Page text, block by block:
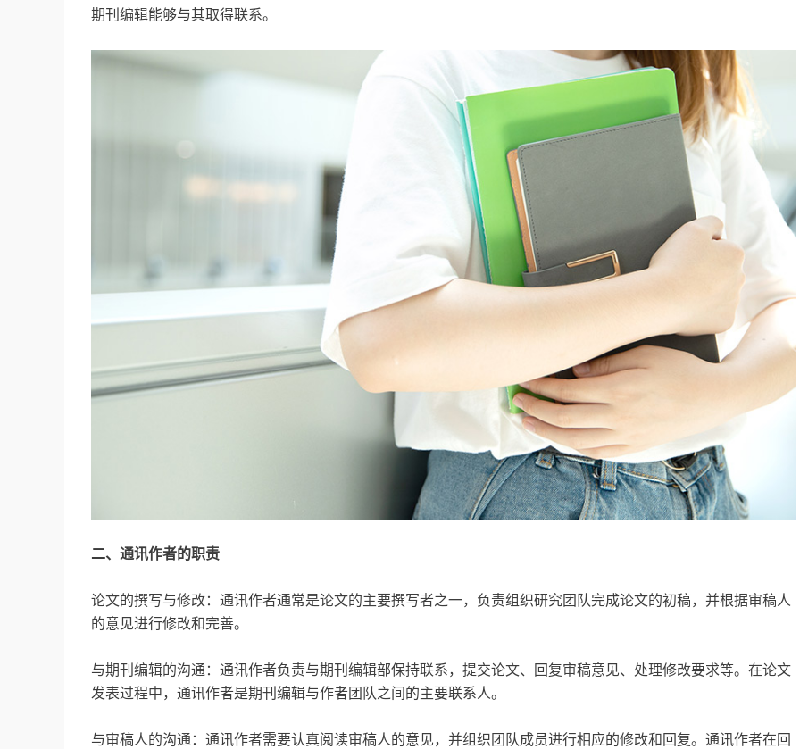
期刊编辑能够与其取得联系。
二、通讯作者的职责
论文的撰写与修改：通讯作者通常是论文的主要撰写者之一，负责组织研究团队完成论文的初稿，并根据审稿人
的意见进行修改和完善。
与期刊编辑的沟通：通讯作者负责与期刊编辑部保持联系，提交论文、回复审稿意见、处理修改要求等。在论文
发表过程中，通讯作者是期刊编辑与作者团队之间的主要联系人。
与审稿人的沟通：通讯作者需要认真阅读审稿人的意见，并组织团队成员进行相应的修改和回复。通讯作者在回